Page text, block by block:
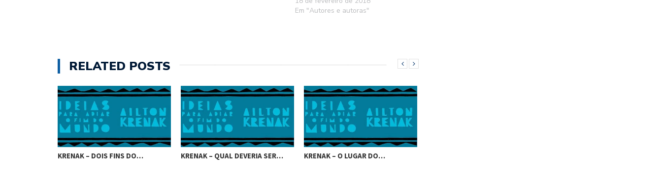
Em "Autores e autoras"
RELATED POSTS
KRENAK – DOIS FINS DO… KRENAK – QUAL DEVERIA SER… KRENAK – O LUGAR DO…